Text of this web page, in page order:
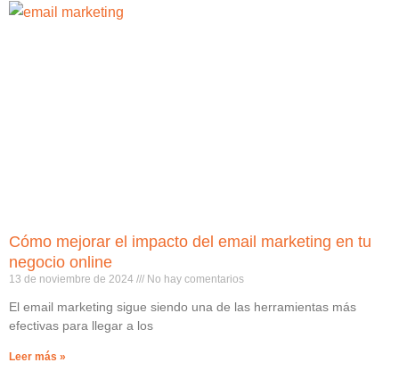
Cómo mejorar el impacto del email marketing en tu
negocio online
13 de noviembre de 2024 No hay comentarios
El email marketing sigue siendo una de las herramientas más
efectivas para llegar a los
Leer más »